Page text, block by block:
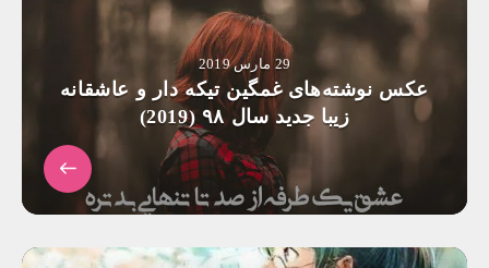
29 مارس 2019
عکس نوشته‌های غمگین تیکه دار و عاشقانه
زیبا جدید سال ۹۸ (2019)